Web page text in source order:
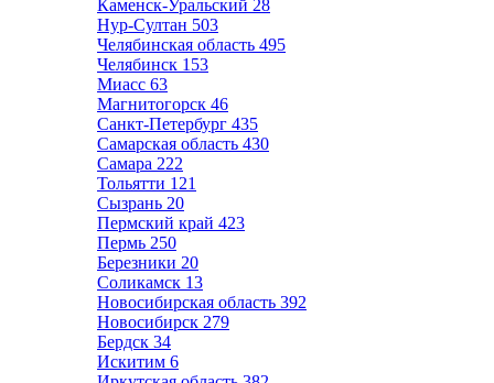
Каменск-Уральский 28
Нур-Султан 503
Челябинская область 495
Челябинск 153
Миасс 63
Магнитогорск 46
Санкт-Петербург 435
Самарская область 430
Самара 222
Тольятти 121
Сызрань 20
Пермский край 423
Пермь 250
Березники 20
Соликамск 13
Новосибирская область 392
Новосибирск 279
Бердск 34
Искитим 6